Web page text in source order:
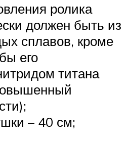
ролика
должен быть из
сплавов, кроме
его
титана
– 40 см;